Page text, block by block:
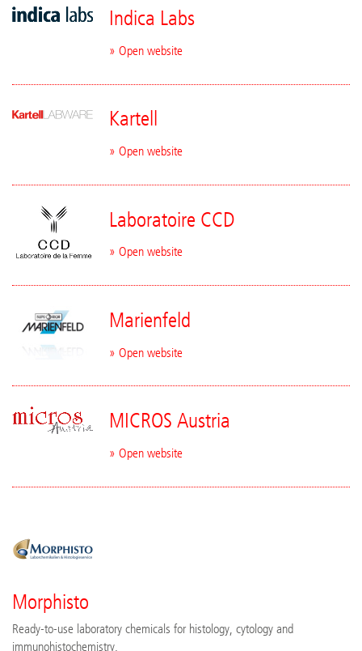
Indica Labs
» Open website
Kartell
» Open website
Laboratoire CCD
» Open website
Marienfeld
» Open website
MICROS Austria
» Open website
Morphisto
Ready-to-use laboratory chemicals for histology, cytology and
immunohistochemistry.